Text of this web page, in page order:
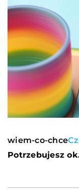
wiem-co-chce
Potrzebujesz